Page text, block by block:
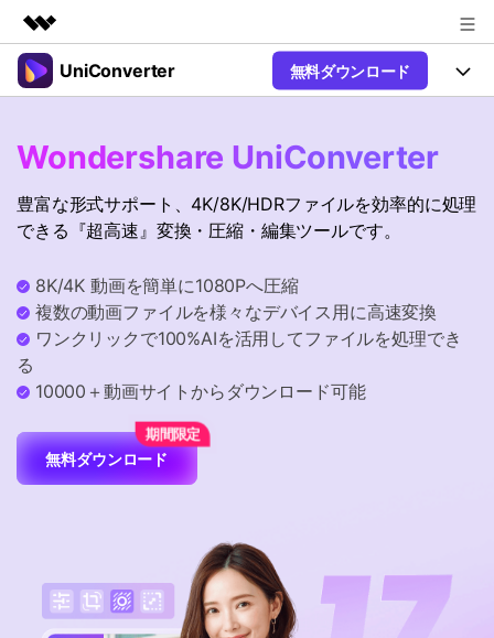
製品
ユーティリティ
概要
ソリューション
プラン＆価格
サポート
UniConverter 無料ダウンロード
UniConverter-動画変換ソフト
UniConverter Windows版
音声をテキストに
確かつ便利にテキストに変換
New
【簡単】複数の動画ファイルを
Hot
AI 機能
オンラインツール
オンライン動画圧縮ツール
動画・画像の無料圧縮
オンライン動画変換ツール
動画・音声・画像の無料変換
Hot
Ver17へアップグレード
使い方&コツ
操作ガイド
動画関連のコツ
特集ページ
サポート
バージョン履歴
search
Wondershare UniConverter
豊富な形式サポート、4K/8K/HDRファイルを効率的に処理
できる『超高速』変換・圧縮・編集ツールです。
8K/4K 動画を簡単に1080Pへ圧縮
複数の動画ファイルを様々なデバイス用に高速変換
ワンクリックで100%AIを活用してファイルを処理でき
る
10000＋動画サイトからダウンロード可能
無料ダウンロード